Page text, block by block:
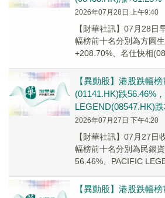
2026年07月28日 上午9:40
【財華社訊】07月28日
幅榜前十名分別為方圓
+208.70%、名仕快相
【異動股】港股跌幅
(01141.HK)跌56.46%
LEGEND(08547.HK)
2026年07月27日 下午4:20
【財華社訊】07月27日
幅榜前十名分別為民銀
56.46%、PACIFIC
【異動股】港股跌幅